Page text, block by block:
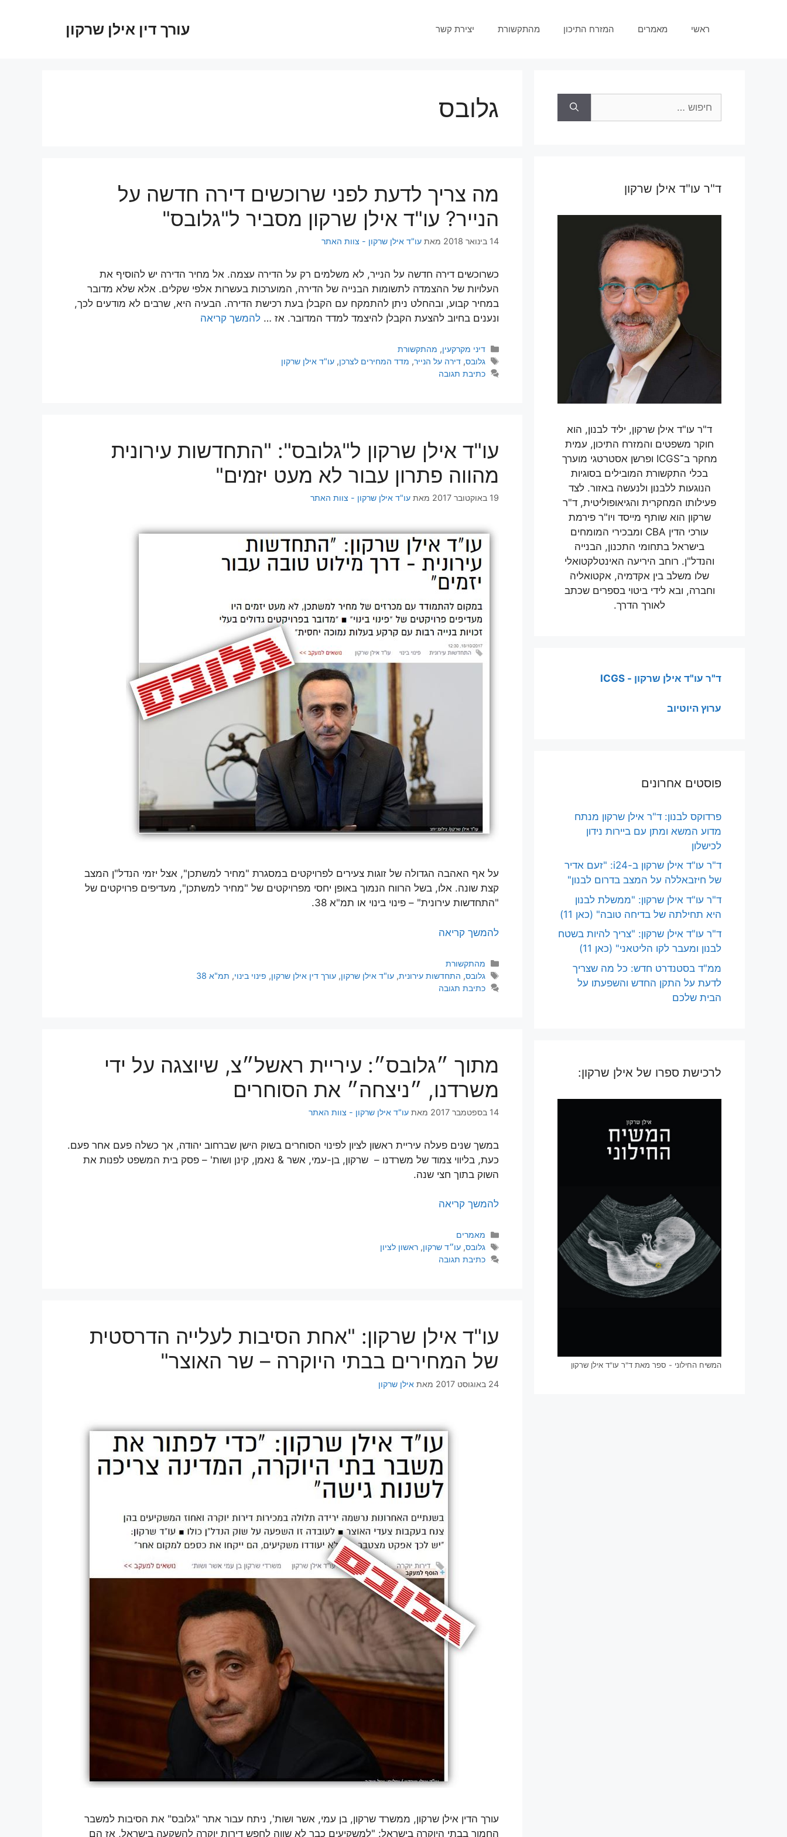
עורך דין אילן שרקון ראשי מאמרים המזרח התיכון מהתקשורת יצירת קשר
גלובס
מה צריך לדעת לפני שרוכשים דירה חדשה על
הנייר? עו"ד אילן שרקון מסביר ל"גלובס"
14 בינואר 2018 מאת עו"ד אילן שרקון - צוות האתר
כשרוכשים דירה חדשה על הנייר, לא משלמים רק על הדירה עצמה. אל מחיר הדירה יש להוסיף את
העלויות של ההצמדה לתשומות הבנייה של הדירה, המוערכות בעשרות אלפי שקלים. אלא שלא מדובר
במחיר קבוע, ובהחלט ניתן להתמקח עם הקבלן בעת רכישת הדירה. הבעיה היא, שרבים לא מודעים לכך,
ונענים בחיוב להצעת הקבלן להיצמד למדד המדובר. אז … להמשך קריאה
קטגוריות
דיני מקרקעין, מהתקשורת
תגיות
גלובס,דירה על הנייר, מדד המחירים לצרכן,עו"ד אילן שרקון
כתיבת תגובה
עו"ד אילן שרקון ל"גלובס": "התחדשות עירונית
מהווה פתרון עבור לא מעט יזמים"
19 באוקטובר 2017 מאת עו"ד אילן שרקון - צוות האתר
על אף האהבה הגדולה של זוגות צעירים לפרויקטים במסגרת "מחיר למשתכן", אצל יזמי הנדל"ן המצב
קצת שונה. אלו, בשל הרווח הנמוך באופן יחסי מפרויקטים של "מחיר למשתכן", מעדיפים פרויקטים של
"התחדשות עירונית" – פינוי בינוי או תמ"א 38.
להמשך קריאה
קטגוריות
מהתקשורת
תגיות
גלובס, התחדשות עירונית,עו"ד אילן שרקון,עורך דין אילן שרקון, פינוי בינוי, תמ"א 38
כתיבת תגובה
מתוך ״גלובס״: עיריית ראשל״צ, שיוצגה על ידי
משרדנו, ״ניצחה״ את הסוחרים
14 בספטמבר 2017 מאת עו"ד אילן שרקון - צוות האתר
במשך שנים פעלה עיריית ראשון לציון לפינוי הסוחרים בשוק הישן שברחוב יהודה, אך כשלה פעם אחר פעם.
כעת, בליווי צמוד של משרדנו – שרקון, בן-עמי, אשר & נאמן, קינן ושות' – פסק בית המשפט לפנות את
השוק בתוך חצי שנה.
להמשך קריאה
קטגוריות
מאמרים
תגיות
גלובס,עו״ד שרקון,ראשון לציון
כתיבת תגובה
עו"ד אילן שרקון: "אחת הסיבות לעלייה הדרסטית
של המחירים בבתי היוקרה – שר האוצר"
24 באוגוסט 2017 מאת אילן שרקון
עורך הדין אילן שרקון, ממשרד שרקון, בן עמי, אשר ושות', ניתח עבור אתר "גלובס" את הסיבות למשבר
החמור בבתי היוקרה בישראל: "למשקיעים כבר לא שווה לחפש דירות יוקרה להשקעה בישראל, אז הם
ד"ר עו"ד אילן שרקון
ד"ר עו"ד אילן שרקון, יליד לבנון, הוא
חוקר משפטים והמזרח התיכון, עמית
מחקר ב־ICGS ופרשן אסטרטגי מוערך
בכלי התקשורת המובילים בסוגיות
הנוגעות ללבנון ולנעשה באזור. לצד
פעילותו המחקרית והגיאופוליטית, ד"ר
שרקון הוא שותף מייסד ויו"ר פירמת
עורכי הדין CBA ומבכירי המומחים
בישראל בתחומי התכנון, הבנייה
והנדל"ן. רוחב היריעה האינטלקטואלי
שלו משלב בין אקדמיה, אקטואליה
וחברה, ובא לידי ביטוי בספרים שכתב
לאורך הדרך.
ד"ר עו"ד אילן שרקון - ICGS
ערוץ היוטיוב
פוסטים אחרונים
פרדוקס לבנון: ד"ר אילן שרקון מנתח
מדוע המשא ומתן עם ביירות נידון
לכישלון
ד"ר עו"ד אילן שרקון ב-i24: "זעם אדיר
של חיזבאללה על המצב בדרום לבנון"
ד"ר עו"ד אילן שרקון: "ממשלת לבנון
היא תחילתה של בדיחה טובה" (כאן 11)
ד"ר עו"ד אילן שרקון: "צריך להיות בשטח
לבנון ומעבר לקו הליטאני" (כאן 11)
ממ"ד בסטנדרט חדש: כל מה שצריך
לדעת על התקן החדש והשפעתו על
הבית שלכם
לרכישת ספרו של אילן שרקון:
המשיח החילוני - ספר מאת ד"ר עו"ד אילן שרקון